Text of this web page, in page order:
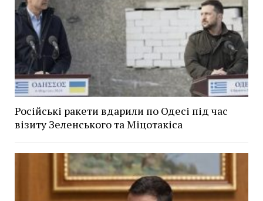
Російські ракети вдарили по Одесі під час
візиту Зеленського та Міцотакіса